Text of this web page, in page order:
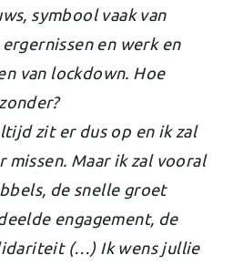
symbool vaak van
en werk en
van lockdown. Hoe
zit er dus op en ik zal
missen. Maar ik zal vooral
de snelle groet
engagement, de
(…) Ik wens jullie